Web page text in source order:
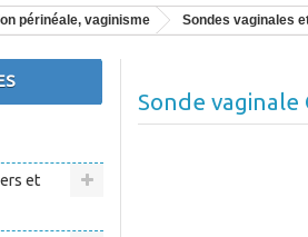
périnéale, vaginisme Sondes vaginales
et
Sonde vaginale